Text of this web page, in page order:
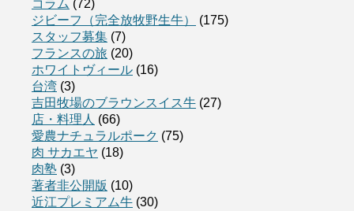
コラム (72)
ジビーフ（完全放牧野生牛）
(175)
スタッフ募集 (7)
フランスの旅 (20)
ホワイトヴィール (16)
台湾 (3)
吉田牧場のブラウンスイス牛 (27)
店・料理人 (66)
愛農ナチュラルポーク (75)
肉 サカエヤ (18)
肉塾 (3)
著者非公開版 (10)
近江プレミアム牛 (30)